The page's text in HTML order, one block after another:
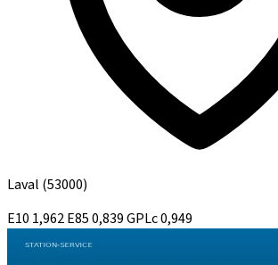
Laval (53000)
E10 1,962E850,839GPLc0,949